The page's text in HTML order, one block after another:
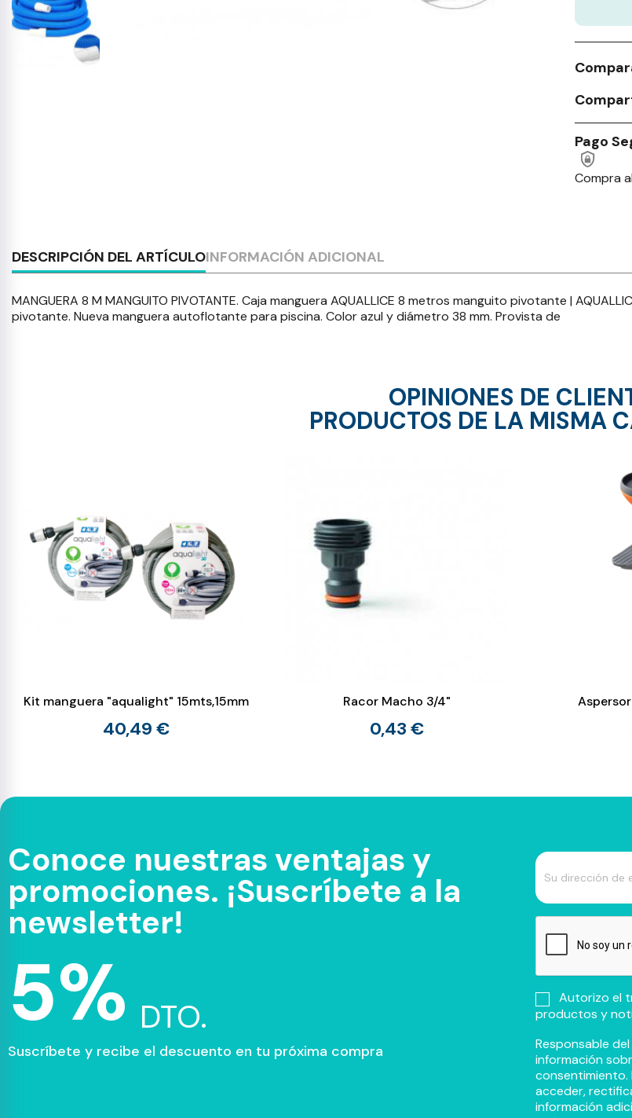
Pago
Compra
DESCRIPCIÓN DEL ARTÍCULOINFORMACIÓN ADICIONAL
MANGUERA 8 M MANGUITO PIVOTANTE. Caja manguera AQUALLICE 8 metros manguito pivotante |
pivotante. Nueva manguera autoflotante para piscina. Color azul y diámetro 38 mm. Provista de
OPINIONES DE
PRODUCTOS DE LA MISMA
Kit manguera "aqualight" 15mts,15mm
40,49 €
Racor Macho 3/4"
0,43 €
Conoce nuestras ventajas y
promociones. ¡Suscríbete a la
newsletter!
5% DTO.
Suscríbete y recibe el descuento en tu próxima compra
Autorizo el
productos y
Responsable
información
consentimiento.
acceder,
información